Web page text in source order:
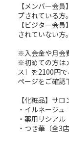
【メンバー会
プされている方。
【ビジター会
されていない方。
※入会金や月会
※初めての方は
ス］を2100円
ページをご確認
【化粧品】サ
・イルネージ
・薬用リシア
・つき華（全3